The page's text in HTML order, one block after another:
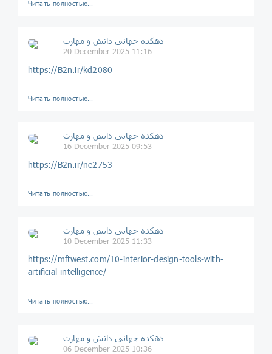
Читать полностью…
دهکده جهانی دانش و مهارت
20 December 2025 11:16
https://B2n.ir/kd2080
Читать полностью…
دهکده جهانی دانش و مهارت
16 December 2025 09:53
https://B2n.ir/ne2753
Читать полностью…
دهکده جهانی دانش و مهارت
10 December 2025 11:33
https://mftwest.com/10-interior-design-tools-with-
artificial-intelligence/
Читать полностью…
دهکده جهانی دانش و مهارت
06 December 2025 10:36